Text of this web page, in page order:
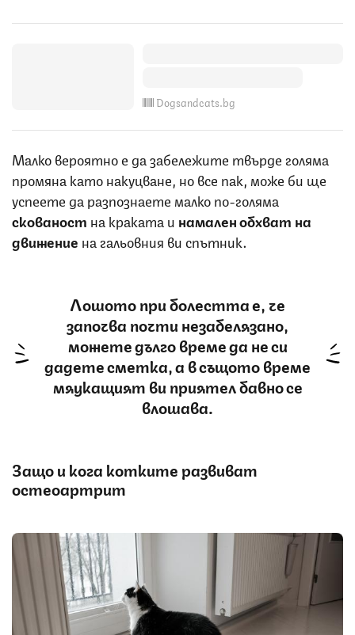
Dogsandcats.bg
Малко вероятно е да забележите твърде голяма
промяна като накуцване, но все пак, може би ще
успеете да разпознаете малко по-голяма
скованост на краката и намален обхват на
движение на гальовния ви спътник.
Лошото при болестта е, че
започва почти незабелязано,
можете дълго време да не си
дадете сметка, а в същото време
мяукащият ви приятел бавно се
влошава.
Защо и кога котките развиват
остеоартрит